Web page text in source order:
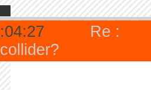
Re :